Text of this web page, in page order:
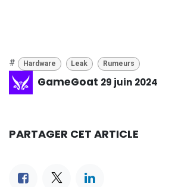
# Hardware Leak Rumeurs
GameGoat 29 juin 2024
PARTAGER CET ARTICLE